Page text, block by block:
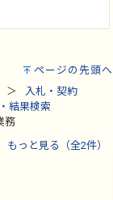
ページの先頭へ
入札・契約
結果検索
務
もっと見る（全2件）